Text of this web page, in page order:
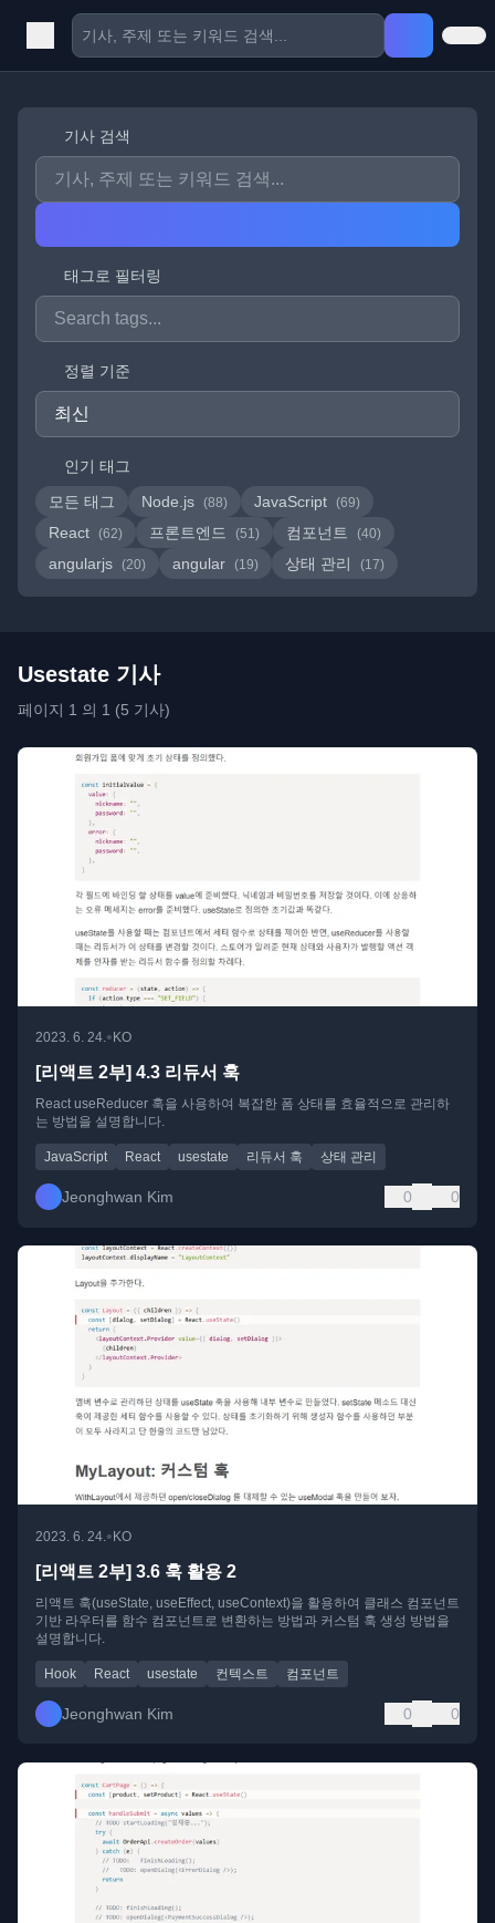
기사 검색
태그로 필터링
정렬 기준
인기 태그
모든 태그
Node.js (88) JavaScript (69)
React (62) 프론트엔드 (51) 컴포넌트 (40)
angularjs (20) angular (19) 상태 관리 (17)
Usestate 기사
페이지 1 의 1 (5 기사)
2023. 6. 24.• KO
[리액트 2부] 4.3 리듀서 훅
React useReducer 훅을 사용하여 복잡한 폼 상태를 효율적으로 관리하
는 방법을 설명합니다.
JavaScript React usestate 리듀서 훅 상태 관리
Jeonghwan Kim 0 0
2023. 6. 24. •KO
[리액트 2부] 3.6 훅 활용 2
리액트 훅(useState, useEffect, useContext)을 활용하여 클래스 컴포넌트
기반 라우터를 함수 컴포넌트로 변환하는 방법과 커스텀 훅 생성 방법을
설명합니다.
Hook React usestate 컨텍스트 컴포넌트
Jeonghwan Kim 0 0